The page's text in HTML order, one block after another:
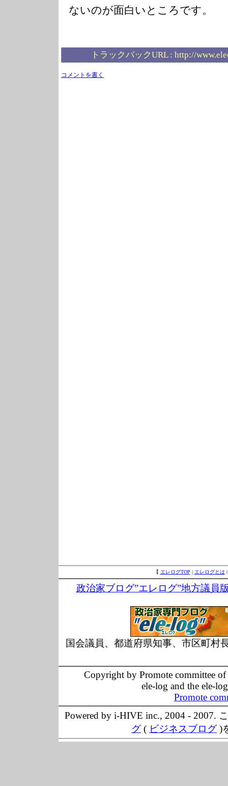
ないのが面白いところです。
トラックバックURL : http://
コメントを書く
【 エレログTOP | エレログとは
政治家ブログ”エレログ”地方議員
国会議員、都道府県知事、市区町村
Copyright by Promote committee
ele-log and the ele-
Promote
Powered by i-HIVE inc., 2004 - 2007.
グ( ビジネスブログ)